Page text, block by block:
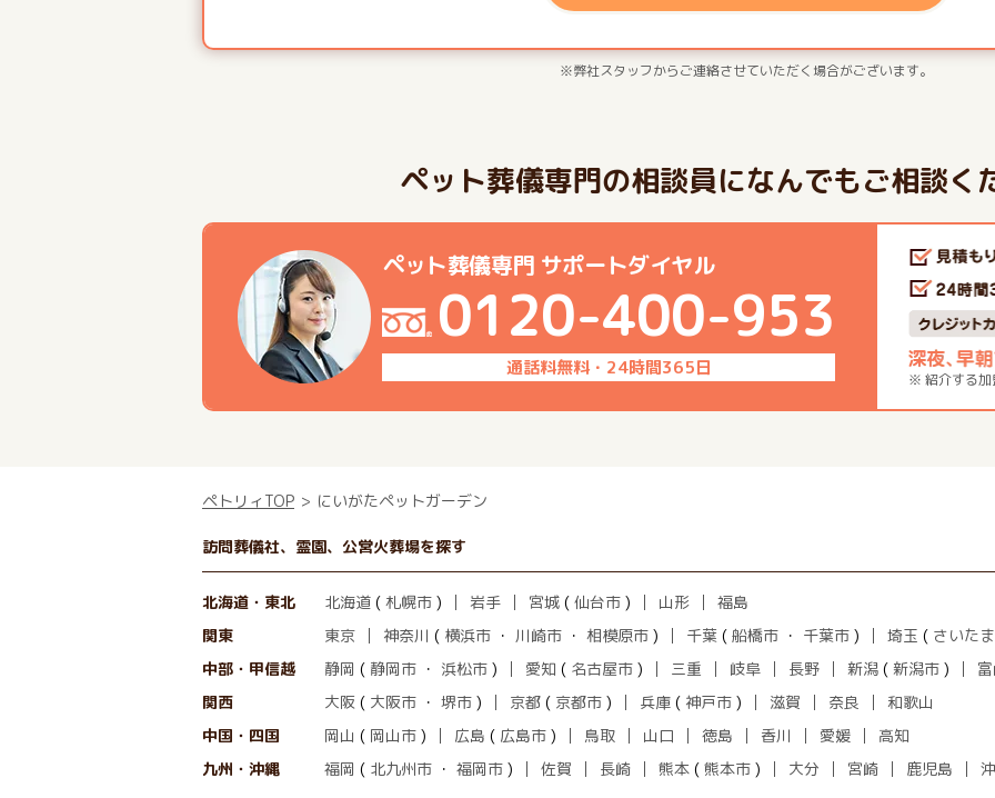
※弊社スタッフからご連絡させていただく場合がございます。
ペット葬儀専門の相談員になんでもご相談く
ペット葬儀専門 サポートダイヤル
0120-400-953
通話料無料・24時間365日
※ 紹介する加
ペトリィTOP にいがたペットガーデン
訪問葬儀社、霊園、公営火葬場を探す
北海道・東北 北海道 ( 札幌市 ) 岩手 宮城 ( 仙台市 ) 山形
福島
関東
東京 神奈川 ( 横浜市 ・ 川崎市 ・ 相模原市 ) 千葉 ( 船橋市 ・ 千葉市 ) 埼玉 ( さいた
中部・甲信越
静岡 ( 静岡市 ・ 浜松市 ) 愛知 ( 名古屋市 ) 三重 岐阜 長野 新潟 ( 新潟市 )
関西
大阪 ( 大阪市 ・ 堺市 ) 京都 ( 京都市 ) 兵庫 ( 神戸市 ) 滋賀 奈良
和歌山
中国・四国
岡山 ( 岡山市 ) 広島 ( 広島市 ) 鳥取 山口 徳島 香川 愛媛
高知
九州・沖縄
福岡 ( 北九州市 ・ 福岡市 ) 佐賀 長崎 熊本 ( 熊本市 ) 大分 宮崎 鹿児島